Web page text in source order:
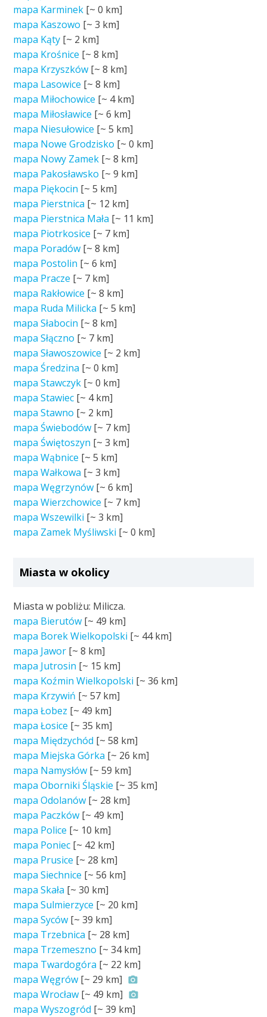
mapa Karminek [~0 km]
mapa Kaszowo [~3 km]
mapa Kąty [~ 2 km]
mapa Krośnice [~8 km]
mapa Krzyszków [~8 km]
mapa Lasowice [~8 km]
mapa Miłochowice [~ 4 km]
mapa Miłosławice [~6 km]
mapa Niesułowice [~5 km]
mapa Nowe Grodzisko [~0 km]
mapa Nowy Zamek [~8 km]
mapa Pakosławsko [~9 km]
mapa Piękocin [~5 km]
mapa Pierstnica [~ 12 km]
mapa Pierstnica Mała [~ 11 km]
mapa Piotrkosice [~ 7 km]
mapa Poradów [~8 km]
mapa Postolin [~6 km]
mapa Pracze [~ 7 km]
mapa Rakłowice [~8 km]
mapa Ruda Milicka [~5 km]
mapa Słabocin [~8 km]
mapa Słączno [~ 7 km]
mapa Sławoszowice [~ 2 km]
mapa Średzina [~0 km]
mapa Stawczyk [~0 km]
mapa Stawiec [~ 4 km]
mapa Stawno [~ 2 km]
mapa Świebodów [~ 7 km]
mapa Świętoszyn [~3 km]
mapa Wąbnice [~5 km]
mapa Wałkowa [~3 km]
mapa Węgrzynów [~6 km]
mapa Wierzchowice [~ 7 km]
mapa Wszewilki [~3 km]
mapa Zamek Myśliwski [~0 km]
Miasta w okolicy
Miasta w pobliżu: Milicza.
mapa Bierutów [~ 49 km]
mapa Borek Wielkopolski [~ 44 km]
mapa Jawor [~8 km]
mapa Jutrosin [~ 15 km]
mapa Koźmin Wielkopolski [~36 km]
mapa Krzywiń [~57 km]
mapa Łobez [~ 49 km]
mapa Łosice [~35 km]
mapa Międzychód [~58 km]
mapa Miejska Górka [~ 26 km]
mapa Namysłów [~59 km]
mapa Oborniki Śląskie [~35 km]
mapa Odolanów [~ 28 km]
mapa Paczków [~ 49 km]
mapa Police [~ 10 km]
mapa Poniec [~ 42 km]
mapa Prusice [~ 28 km]
mapa Siechnice [~56 km]
mapa Skała [~30 km]
mapa Sulmierzyce [~ 20 km]
mapa Syców [~39 km]
mapa Trzebnica [~ 28 km]
mapa Trzemeszno [~34 km]
mapa Twardogóra [~ 22 km]
mapa Węgrów [~ 29 km]
mapa Wrocław [~ 49 km]
mapa Wyszogród [~39 km]